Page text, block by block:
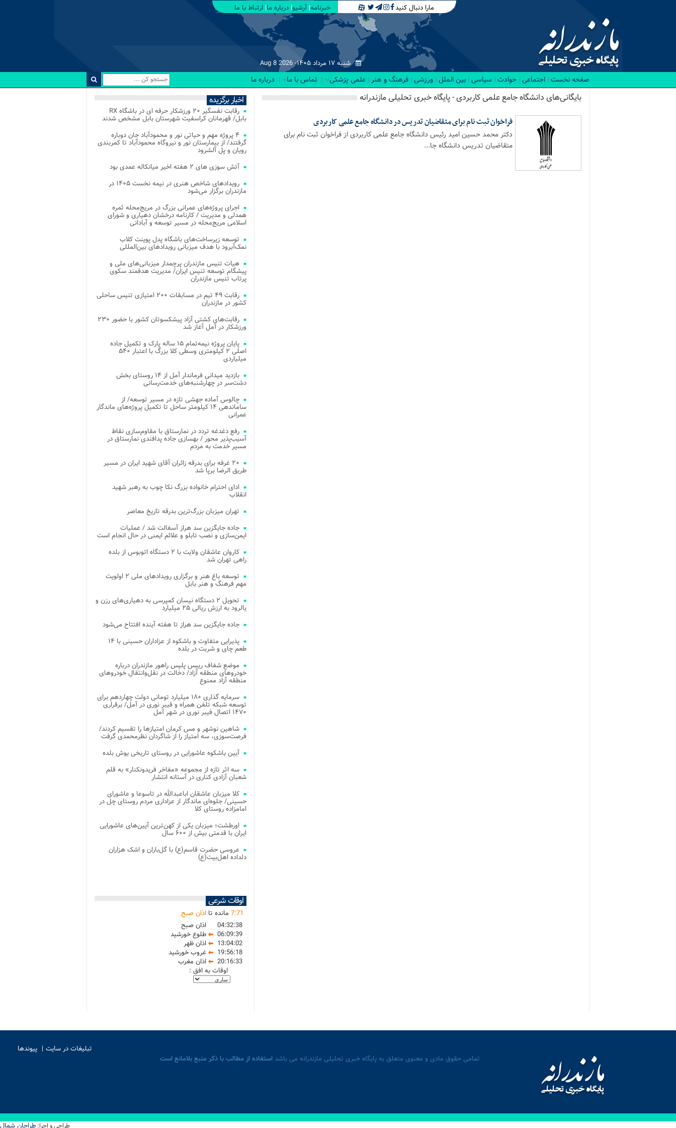
مارا دنبال کنید خبرنامه آرشیو درباره ما ارتباط با ما
شنبه ۱۷ مرداد ۱۴۰۵- Aug 8 2026
صفحه نخست اجتماعی حوادث سیاسی بین الملل ورزشی فرهنگ و هنر علمی پزشکی تماس با ما درباره ما
بایگانی‌های دانشگاه جامع علمی کاربردی - پایگاه خبری تحلیلی مازندرانه
فراخوان ثبت نام برای متقاضیان تدریس در دانشگاه جامع علمی کاربردی
دکتر محمد حسین امید رئیس دانشگاه جامع علمی کاربردی از فراخوان ثبت نام برای
متقاضیان تدریس دانشگاه جا...
اخبار برگزیده
رقابت نفسگیر ۲۰ ورزشکار حرفه ای در باشگاه RX
بابل/ قهرمانان کراسفیت شهرستان بابل مشخص شدند
۴ پروژه مهم و حیاتی نور و محمودآباد جان دوباره
گرفتند/ از بیمارستان نور و نیروگاه محمودآباد تا کمربندی
رویان و پل آلشرود
آتش‌ سوزی‌ های ۲ هفته اخیر میانکاله عمدی بود
رویدادهای شاخص هنری در نیمه نخست ۱۴۰۵ در
مازندران برگزار می‌شود
اجرای پروژه‌های عمرانی بزرگ در مریج‌محله ثمره
همدلی و مدیریت / کارنامه درخشان دهیاری و شورای
اسلامی مریج‌محله در مسیر توسعه و آبادانی
توسعه زیرساخت‌های باشگاه پدل پوینت کلاب
نمک‌آبرود با هدف میزبانی رویدادهای بین‌المللی
هیات تنیس مازندران پرچمدار میزبانی‌های ملی و
پیشگام توسعه تنیس ایران/ مدیریت هدفمند سکوی
پرتاب تنیس مازندران
رقابت ۴۹ تیم در مسابقات ۲۰۰ امتیازی تنیس ساحلی
کشور در مازندران
رقابت‌های کشتی آزاد پیشکسوتان کشور با حضور ۲۳۰
ورزشکار در آمل آغاز شد
پایان پروژه نیمه‌تمام ۱۵ ساله پارک و تکمیل جاده
اصلی ۲ کیلومتری وسطی کلا بزرگ با اعتبار ۵۴۰
میلیاردی
بازدید میدانی فرماندار آمل از ۱۴ روستای بخش
دشت‌سر در چهارشنبه‌های خدمت‌رسانی
چالوس آماده جهشی تازه در مسیر توسعه/ از
ساماندهی ۱۴ کیلومتر ساحل تا تکمیل پروژه‌های ماندگار
عمرانی
رفع دغدغه تردد در نمارستاق با مقاوم‌سازی نقاط
آسیب‌پذیر محور / بهسازی جاده پدافندی نمارستاق در
مسیر خدمت به مردم
۲۰ غرفه برای بدرقه زائران آقای شهید ایران در مسیر
طریق الرضا برپا شد
ادای احترام خانواده بزرگ نکا چوب به رهبر شهید
انقلاب
تهران میزبان بزرگ‌ترین بدرقه تاریخ معاصر
جاده جایگزین سد هراز آسفالت شد / عملیات
ایمن‌سازی و نصب تابلو و علائم ایمنی در حال انجام است
کاروان عاشقان ولایت با ۲ دستگاه اتوبوس از بلده
راهی تهران شد
توسعه باغ هنر و برگزاری رویدادهای ملی ۲ اولویت
مهم فرهنگ و هنر بابل
تحویل ۲ دستگاه نیسان کمپرسی به دهیاری‌های رزن و
یالرود به ارزش ریالی ۲۵ میلیارد
جاده جایگزین سد هراز تا هفته آینده افتتاح می‌شود
پذیرایی متفاوت و باشکوه از عزاداران حسینی با ۱۴
طعم چای و شربت در بلده
موضع شفاف رییس پلیس راهور مازندران درباره
خودروهای منطقه آزاد/ دخالت در نقل‌وانتقال خودروهای
منطقه آزاد ممنوع
سرمایه گذاری ۱۸۰ میلیارد تومانی دولت چهاردهم برای
توسعه شبکه تلفن همراه و فیبر نوری در آمل/ برقراری
۱۴۷۰ اتصال فیبر نوری در شهر آمل
شاهین نوشهر و مس کرمان امتیازها را تقسیم کردند/
فرصت‌سوزی، سه امتیاز را از شاگردان نظرمحمدی گرفت
آیین باشکوه عاشورایی در روستای تاریخی یوش بلده
سه اثر تازه از مجموعه «مفاخر فریدونکنار» به قلم
شعبان آزادی کناری در آستانه انتشار
کلا میزبان عاشقان اباعبدالله در تاسوعا و عاشورای
حسینی/ جلوه‌ای ماندگار از عزاداری مردم روستای چل در
امامزاده روستای کلا
اورطشت؛ میزبان یکی از کهن‌ترین آیین‌های عاشورایی
ایران با قدمتی بیش از ۶۰۰ سال
عروسی حضرت قاسم(ع) با گل‌باران و اشک هزاران
دلداده اهل‌بیت(ع)
اوقات شرعی
7:71 مانده تا اذان صبح
04:32:38
اذان صبح
06:09:39
طلوع خورشید
13:04:02
اذان ظهر
19:56:18
غروب خورشید
20:16:33
اذان مغرب
اوقات به افق :
تبلیغات در سایت
پیوندها
تمامی حقوق مادی و معنوی متعلق به پایگاه خبری تحلیلی مازندرانه می باشداستفاده از مطالب با ذکر منبع بلامانع است
طراحی و اجرا: طراحان شمال